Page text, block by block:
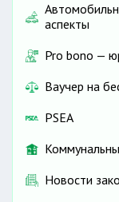
аспекты
Pro bono —
Ваучер на
PSEA
Новости